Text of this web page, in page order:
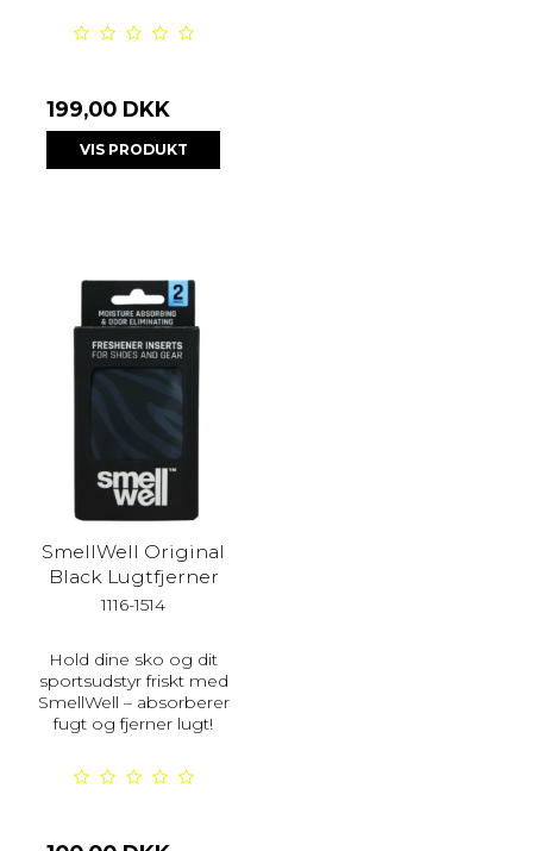
199,00 DKK
VIS PRODUKT
SmellWell Original
Black Lugtfjerner
1116-1514
Hold dine sko og dit
sportsudstyr friskt med
SmellWell – absorberer
fugt og fjerner lugt!